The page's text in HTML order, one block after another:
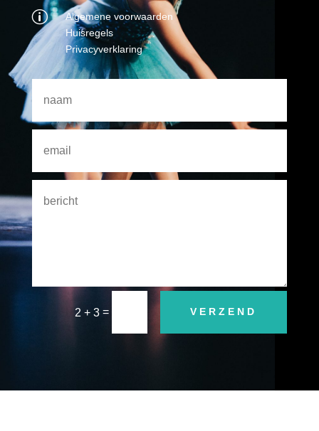
p
Algemene voorwaarden
Huisregels
Privacyverklaring
2 + 3 = VERZEND